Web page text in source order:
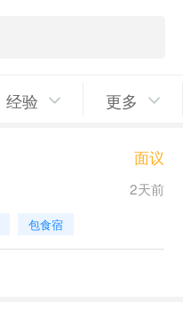
经验 更多
面议
2天前
包食宿